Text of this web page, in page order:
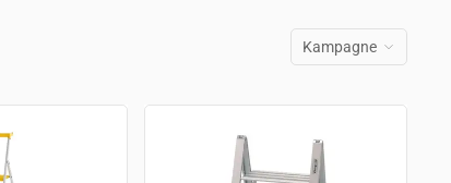
Kampagne